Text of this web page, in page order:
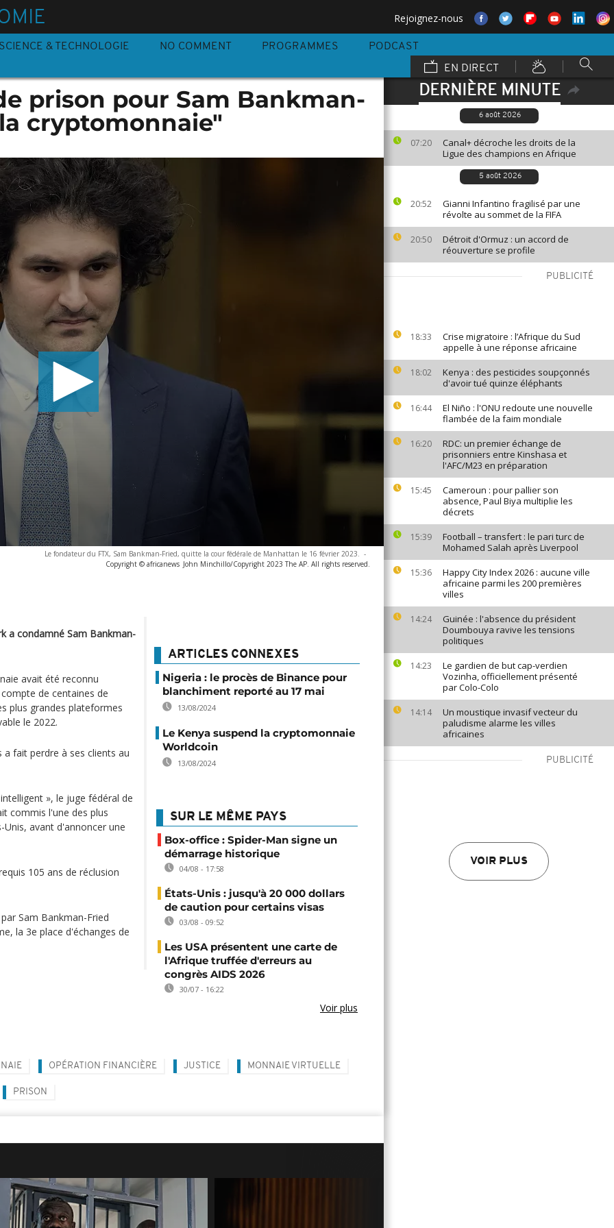
Rejoignez-nous
SCIENCE & TECHNOLOGIE NO COMMENT PROGRAMMES
PODCAST
EN DIRECT
DERNIÈRE MINUTE
6 août 2026
07:20
Canal+ décroche les droits de la
Ligue des champions en Afrique
5 août 2026
20:52
Gianni Infantino fragilisé par une
révolte au sommet de la FIFA
20:50
Détroit d'Ormuz : un accord de
réouverture se profile
PUBLICITÉ
18:33
Crise migratoire : l’Afrique du Sud
appelle à une réponse africaine
18:02
Kenya : des pesticides soupçonnés
d'avoir tué quinze éléphants
16:44
El Niño : l'ONU redoute une nouvelle
flambée de la faim mondiale
16:20
RDC: un premier échange de
prisonniers entre Kinshasa et
l'AFC/M23 en préparation
15:45
Cameroun : pour pallier son
absence, Paul Biya multiplie les
décrets
15:39
Football – transfert : le pari turc de
Mohamed Salah après Liverpool
15:36
Happy City Index 2026 : aucune ville
africaine parmi les 200 premières
villes
14:24
Guinée : l'absence du président
Doumbouya ravive les tensions
politiques
14:23
Le gardien de but cap-verdien
Vozinha, officiellement présenté
par Colo-Colo
14:14
Un moustique invasif vecteur du
paludisme alarme les villes
africaines
PUBLICITÉ
VOIR PLUS
prison pour Sam Bankman-
cryptomonnaie"
Le fondateur du FTX, Sam Bankman-Fried, quitte la cour fédérale de Manhattan le 16 février 2023. -
Copyright © africanews John Minchillo/Copyright 2023 The AP. All rights reserved.
a condamné Sam Bankman-
avait été reconnu
de centaines de
plus grandes plateformes
le 2022.
fait perdre à ses clients au
», le juge fédéral de
commis l'une des plus
avant d'annoncer une
105 ans de réclusion
Sam Bankman-Fried
la 3e place d'échanges de
ARTICLES CONNEXES
Nigeria : le procès de Binance pour
blanchiment reporté au 17 mai
13/08/2024
Le Kenya suspend la cryptomonnaie
Worldcoin
13/08/2024
SUR LE MÊME PAYS
Box-office : Spider-Man signe un
démarrage historique
04/08 - 17:58
États-Unis : jusqu'à 20 000 dollars
de caution pour certains visas
03/08 - 09:52
Les USA présentent une carte de
l'Afrique truffée d'erreurs au
congrès AIDS 2026
30/07 - 16:22
Voir plus
OPÉRATION FINANCIÈRE JUSTICE MONNAIE VIRTUELLE
PRISON